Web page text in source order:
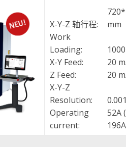
X-Y-Z 轴行程:
mm
Work
Loading:
X-Y Feed:
20
Z Feed:
20
X-Y-Z
Resolution:
Operating
current:
52A